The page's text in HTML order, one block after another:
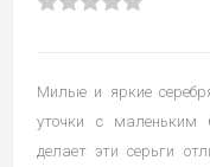
Милые и яркие
уточки с маленьким
делает эти серьги